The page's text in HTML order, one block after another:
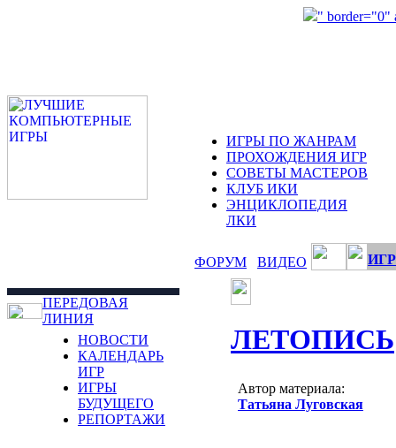
" border="0"
ИГРЫ ПО ЖАНРАМ
ПРОХОЖДЕНИЯ ИГР
СОВЕТЫ МАСТЕРОВ
КЛУБ ИКИ
ЭНЦИКЛОПЕДИЯ
ЛКИ
ФОРУМ ВИДЕО
ПЕРЕДОВАЯ
ЛИНИЯ
НОВОСТИ
КАЛЕНДАРЬ
ИГР
ИГРЫ
БУДУЩЕГО
РЕПОРТАЖИ
ЛЕТОПИСЬ
Автор материала:
Татьяна Луговская